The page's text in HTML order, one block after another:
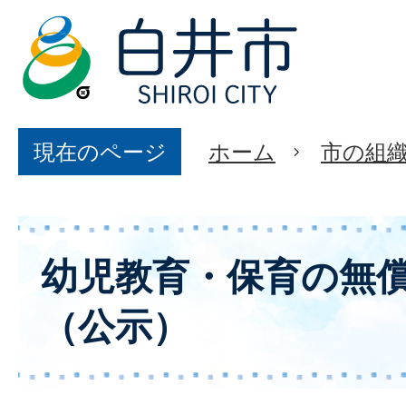
現在のページ ホーム 市の組
幼児教育・保育の無
（公示）